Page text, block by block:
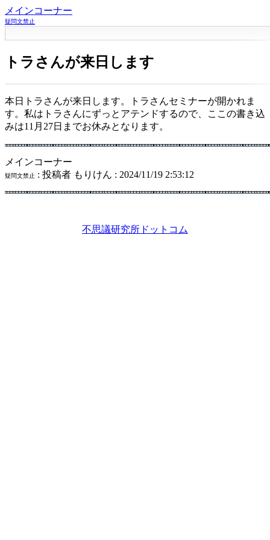
メインコーナー
疑問文禁止
トラさんが来日します
本日トラさんが来日します。トラさんセミナーが開かれま
す。私はトラさんにずっとアテンドするので、ここの書き込
みは11月27日までお休みとなります。
メインコーナー
疑問文禁止 : 投稿者 もりけん : 2024/11/19 2:53:12
不思議研究所ドットコム